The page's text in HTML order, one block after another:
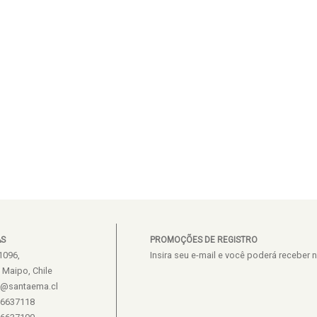
Maipo, Chile
PROMOÇÕES DE REGISTRO
Insira seu e-mail e você poderá receber